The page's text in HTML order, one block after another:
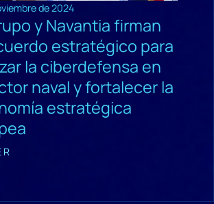
de 2024
y Navantia firman
estratégico para
la ciberdefensa en
naval y fortalecer la
estratégica